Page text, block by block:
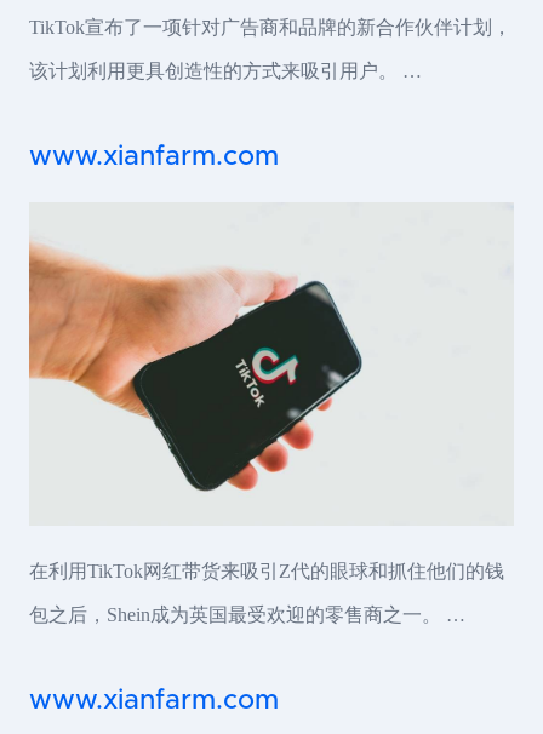
TikTok宣布了一项针对广告商和品牌的新合作伙伴计划，
该计划利用更具创造性的方式来吸引用户。 …
www.xianfarm.com
在利用TikTok网红带货来吸引Z代的眼球和抓住他们的钱
包之后，Shein成为英国最受欢迎的零售商之一。 …
www.xianfarm.com